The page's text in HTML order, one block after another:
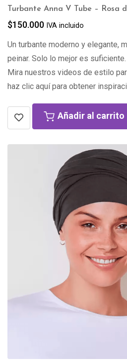
Turbante Anna V Tube – Rosa
$150.000 IVA incluido
Un turbante moderno y elegante,
peinar. Solo lo mejor es suficiente.
Mira nuestros videos de estilo
haz clic aquí para obtener
Añadir al carrito